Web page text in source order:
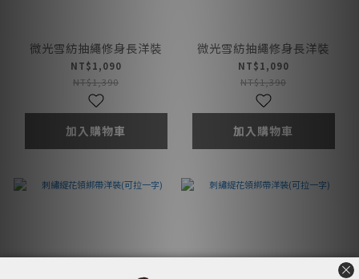
微光雪紡抽繩修身長洋裝
NT$1,090
NT$1,390
加入購物車
微光雪紡抽繩修身長洋裝
NT$1,090
NT$1,390
加入購物車